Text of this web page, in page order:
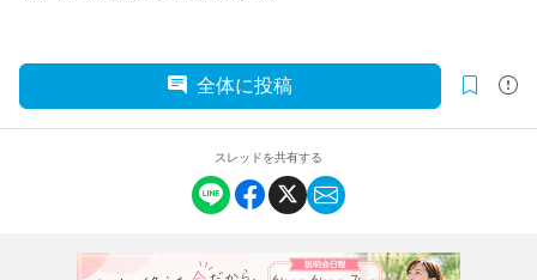
全体に投稿
スレッドを共有する